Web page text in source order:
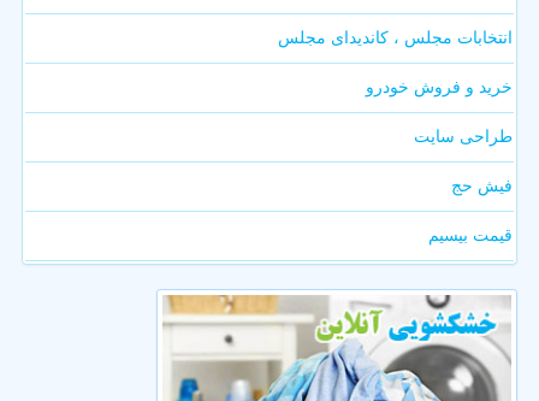
انتخابات مجلس ، کاندیدای مجلس
خرید و فروش خودرو
طراحی سایت
فیش حج
قیمت بیسیم